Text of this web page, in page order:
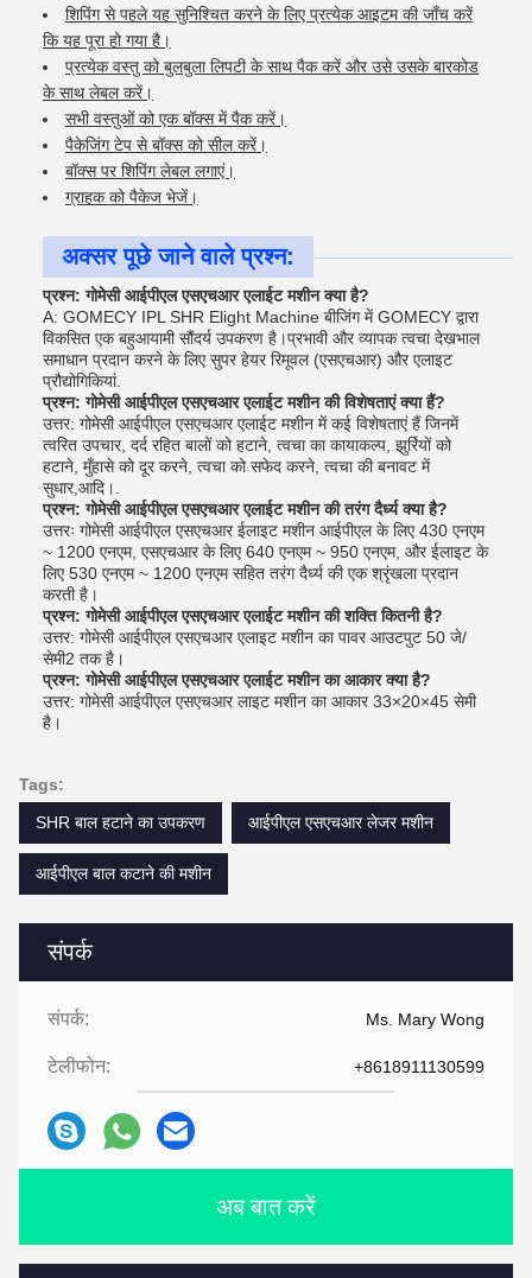
संपर्क
संपर्क: Ms. Mary Wong
टेलीफोन: +8618911130599
अब बात करें
शिपिंग से पहले यह सुनिश्चित करने के लिए प्रत्येक आइटम की जाँच करें
कि यह पूरा हो गया है।
प्रत्येक वस्तु को बुलबुला लिपटी के साथ पैक करें और उसे उसके बारकोड
के साथ लेबल करें।
सभी वस्तुओं को एक बॉक्स में पैक करें।
पैकेजिंग टेप से बॉक्स को सील करें।
बॉक्स पर शिपिंग लेबल लगाएं।
ग्राहक को पैकेज भेजें।
अक्सर पूछे जाने वाले प्रश्न:
प्रश्न: गोमेसी आईपीएल एसएचआर एलाईट मशीन क्या है?
A: GOMECY IPL SHR Elight Machine बीजिंग में GOMECY द्वारा
विकसित एक बहुआयामी सौंदर्य उपकरण है।प्रभावी और व्यापक त्वचा देखभाल
समाधान प्रदान करने के लिए सुपर हेयर रिमूवल (एसएचआर) और एलाइट
प्रौद्योगिकियां.
प्रश्न: गोमेसी आईपीएल एसएचआर एलाईट मशीन की विशेषताएं क्या हैं?
उत्तर: गोमेसी आईपीएल एसएचआर एलाईट मशीन में कई विशेषताएं हैं जिनमें
त्वरित उपचार, दर्द रहित बालों को हटाने, त्वचा का कायाकल्प, झुर्रियों को
हटाने, मुँहासे को दूर करने, त्वचा को सफेद करने, त्वचा की बनावट में
सुधार,आदि।.
प्रश्न: गोमेसी आईपीएल एसएचआर एलाईट मशीन की तरंग दैर्ध्य क्या है?
उत्तरः गोमेसी आईपीएल एसएचआर ईलाइट मशीन आईपीएल के लिए 430 एनएम
~ 1200 एनएम, एसएचआर के लिए 640 एनएम ~ 950 एनएम, और ईलाइट के
लिए 530 एनएम ~ 1200 एनएम सहित तरंग दैर्ध्य की एक श्रृंखला प्रदान
करती है।
प्रश्न: गोमेसी आईपीएल एसएचआर एलाईट मशीन की शक्ति कितनी है?
उत्तर: गोमेसी आईपीएल एसएचआर एलाइट मशीन का पावर आउटपुट 50 जे/
सेमी2 तक है।
प्रश्न: गोमेसी आईपीएल एसएचआर एलाईट मशीन का आकार क्या है?
उत्तर: गोमेसी आईपीएल एसएचआर लाइट मशीन का आकार 33×20×45 सेमी
है।
Tags:
SHR बाल हटाने का उपकरण
आईपीएल एसएचआर लेजर मशीन
आईपीएल बाल कटाने की मशीन